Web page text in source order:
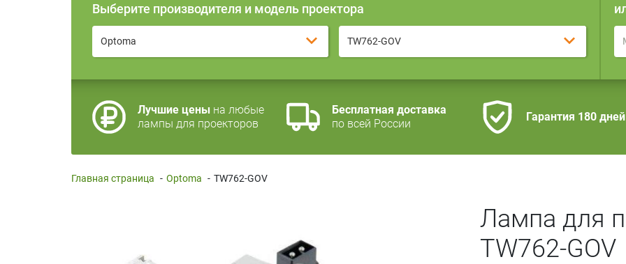
Выберите производителя и модель проектора
Optoma TW762-GOV
Лучшие цены на любые
лампы для проекторов
Бесплатная доставка
по всей России
Гарантия 180 дней
Главная страница - Optoma - TW762-GOV
Лампа для
TW762-GOV